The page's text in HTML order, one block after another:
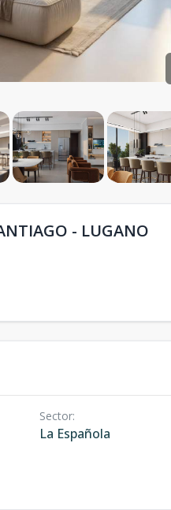
- LUGANO
Sector:
La Española